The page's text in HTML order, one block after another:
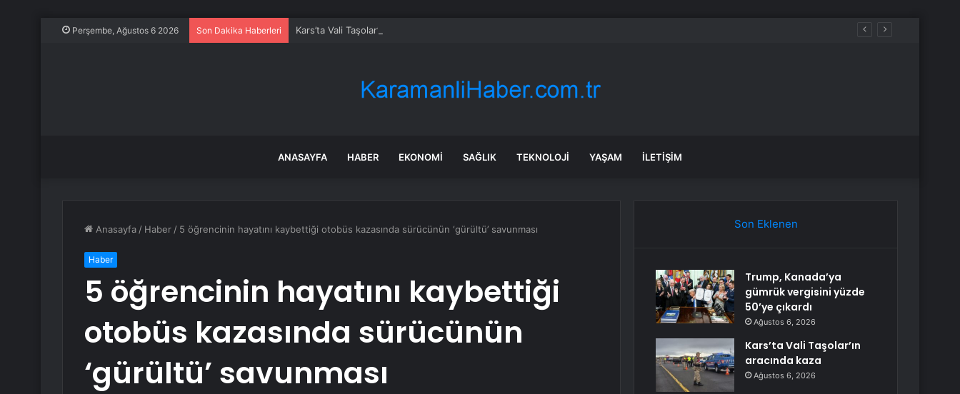
Perşembe, Ağustos 6 2026 Son Dakika Haberleri Kars’ta Vali Taşolar’ın aracında kaza
ANASAYFA HABER EKONOMI SAĞLIK TEKNOLOJI YAŞAM İLETIŞIM
Anasayfa / Haber / 5 öğrencinin hayatını kaybettiği otobüs kazasında sürücünün ‘gürültü’ savunması
Haber
5 öğrencinin hayatını kaybettiği
otobüs kazasında sürücünün
‘gürültü’ savunması
Son Eklenen
Trump, Kanada’ya
gümrük vergisini yüzde
50’ye çıkardı
Ağustos 6, 2026
Kars’ta Vali Taşolar’ın
aracında kaza
Ağustos 6, 2026